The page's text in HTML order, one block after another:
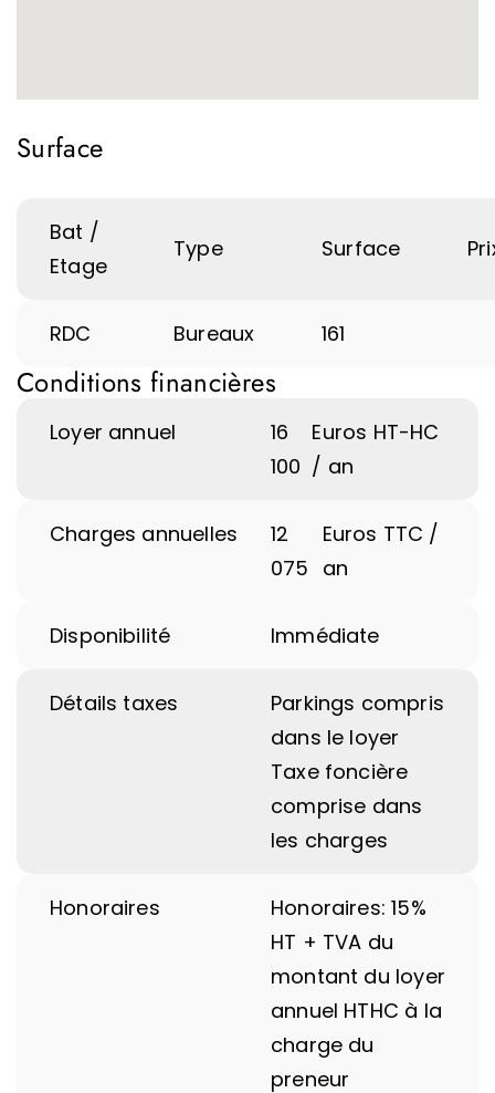
Surface
Bat /
Etage
Type Surface
RDC Bureaux 161
Conditions financières
Loyer annuel
16
100
Euros HT-HC
/ an
Charges annuelles
12
075
Euros TTC /
an
Disponibilité Immédiate
Détails taxes
Parkings compris
dans le loyer
Taxe foncière
comprise dans
les charges
Honoraires
Honoraires: 15%
HT + TVA du
montant du loyer
annuel HTHC à la
charge du
preneur